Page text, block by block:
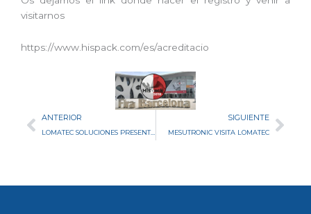
visitarnos
https://www.hispack.com/es/acreditacio
Ant
ANTERIOR
LOMATEC SOLUCIONES PRESENTADAS EN FOOD 4 FUTURE
SIGUIENTE
MESUTRONIC VISITA LOMATEC